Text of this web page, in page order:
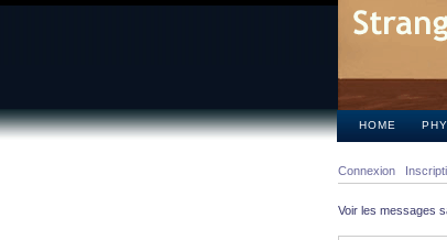
HOME
Connexion
Voir les messages